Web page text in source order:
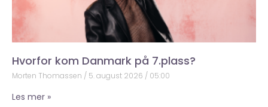
Hvorfor kom Danmark på 7.plass?
Morten Thomassen 5. august 2026 05:00
Les mer »